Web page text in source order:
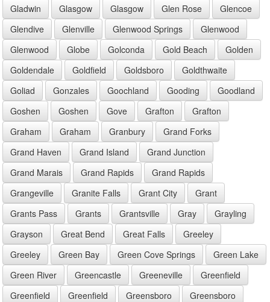
Gladwin
Glasgow Glasgow Glen Rose
Glencoe
Glendive
Glenville Glenwood Springs
Glenwood
Glenwood
Globe Golconda Gold Beach
Golden
Goldendale
Goldfield Goldsboro
Goldthwaite
Goliad
Gonzales Goochland Gooding
Goodland
Goshen
Goshen Gove Grafton
Grafton
Graham
Graham Granbury
Grand Forks
Grand Haven
Grand Island
Grand Junction
Grand Marais
Grand Rapids
Grand Rapids
Grangeville
Granite Falls Grant City
Grant
Grants Pass
Grants Grantsville Gray
Grayling
Grayson
Great Bend Great Falls
Greeley
Greeley
Green Bay Green Cove Springs
Green Lake
Green River
Greencastle Greeneville
Greenfield
Greenfield
Greenfield Greensboro
Greensboro